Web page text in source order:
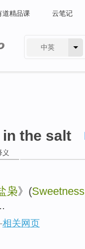
道精品课 云笔记
中英
the salt
义
枭》(
-相关网页